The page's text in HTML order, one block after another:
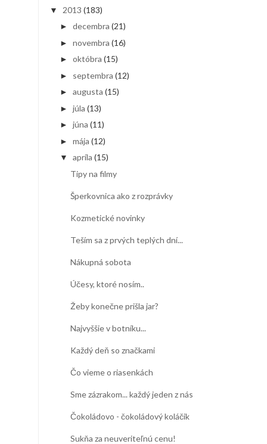
▼ 2013 (183)
► decembra (21)
► novembra (16)
► októbra (15)
► septembra (12)
► augusta (15)
► júla (13)
► júna (11)
► mája (12)
▼ apríla (15)
Tipy na filmy
Šperkovnica ako z rozprávky
Kozmetické novinky
Teším sa z prvých teplých dní...
Nákupná sobota
Účesy, ktoré nosím..
Žeby konečne prišla jar?
Najvyššie v botníku...
Každý deň so značkami
Čo vieme o riasenkách
Sme zázrakom... každý jeden z nás
Čokoládovo - čokoládový koláčik
Sukňa za neuveriteľnú cenu!